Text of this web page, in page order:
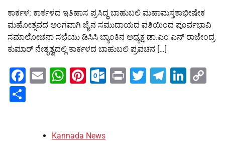
ಕಾರ್ಕಳ: ಕಾರ್ಕಳದ ಇತಿಹಾಸ ಪ್ರಸಿದ್ಧ ಬಾಹುಬಲಿ ಮಹಾಮಸ್ತಕಾಭೀಷೇಕ
ಮಹೋತ್ಸವದ ಅಂಗವಾಗಿ ಜೈನ ಸಮುದಾಯದ ವತಿಯಿಂದ ಪೂರ್ವಭಾವಿ
ಸಮಾಲೋಚನಾ ಸಭೆಯು ಡಿಸಿಸಿ ಬ್ಯಾಂಕಿನ ಅಧ್ಯಕ್ಷ ಡಾ.ಎಂ ಎನ್ ರಾಜೇಂದ್ರ
ಕುಮಾ‌ರ್ ನೇತೃತ್ವದಲ್ಲಿ ಕಾರ್ಕಳದ ಬಾಹುಬಲಿ ಪ್ರವಚನ […]
Facebook
EmailWhatsApp
Pinterest
Outlook.com
PrintTwitter
Kannada News